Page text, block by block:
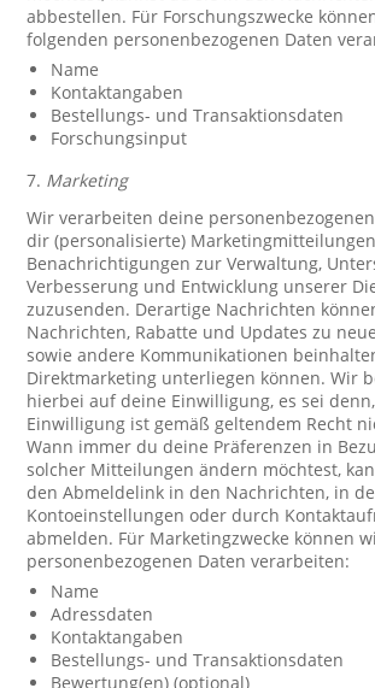
abbestellen. Für Forschungszwecke
folgenden personenbezogenen Daten
Name
Kontaktangaben
Bestellungs- und Transaktionsdaten
Forschungsinput
7. Marketing
Wir verarbeiten deine
dir (personalisierte)
Benachrichtigungen zur Verwaltung,
Verbesserung und Entwicklung unserer
zuzusenden. Derartige Nachrichten
Nachrichten, Rabatte und Updates zu
sowie andere Kommunikationen
Direktmarketing unterliegen können. Wir
hierbei auf deine Einwilligung, es sei
Einwilligung ist gemäß geltendem Recht
Wann immer du deine Präferenzen in
solcher Mitteilungen ändern möchtest,
den Abmeldelink in den Nachrichten, in
Kontoeinstellungen oder durch
abmelden. Für Marketingzwecke können
personenbezogenen Daten verarbeiten:
Name
Adressdaten
Kontaktangaben
Bestellungs- und Transaktionsdaten
Bewertung(en) (optional)